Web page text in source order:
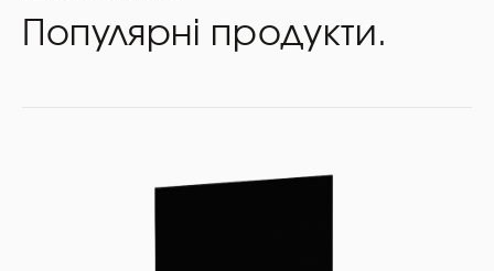
Популярні продукти.